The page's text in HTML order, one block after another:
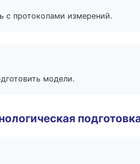
с протоколами измерений.
модели.